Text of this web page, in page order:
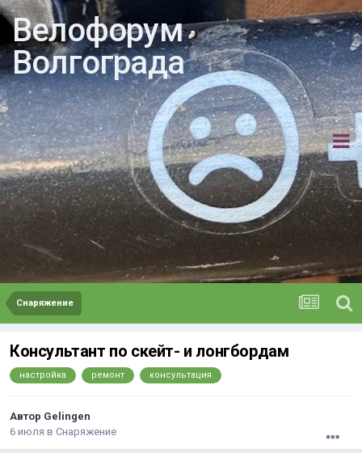
Велофорум
Волгограда
Снаряжение
Консультант по скейт- и лонгбордам
настройка ремонт консультация
Автор Gelingen
6 июля в Снаряжение